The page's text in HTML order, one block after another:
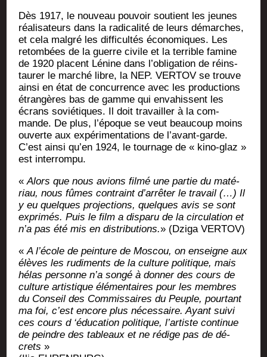
Dès 1917, le nou­veau pou­voir sou­tient les jeunes
réa­li­sa­teurs dans la radi­ca­li­té de leurs dé­marches,
et cela mal­gré les dif­fi­cul­tés éco­no­miques. Les
retom­bées de la guerre civile et la ter­rible famine
de 1920 placent Lé­nine dans l’obligation de réins­
tau­rer le mar­ché libre, la NEP. VERTOV se trouve
ain­si en état de concur­rence avec les pro­duc­tions
étran­gères bas de gamme qui enva­hissent les
écrans sovié­tiques. Il doit tra­vailler à la com­
mande. De plus, l’époque se veut beau­coup moins
ouverte aux expé­ri­men­ta­tions de l’avant-garde.
C’est ain­si qu’en 1924, le tour­nage de « kino-glaz »
est interrompu.
«Alors que nous avions fil­mé une par­tie du maté­
riau, nous fûmes contraint d’arrêter le tra­vail (…) Il
y eu quelques pro­jec­tions, quelques avis se sont
expri­més. Puis le film a dis­pa­ru de la cir­cu­la­tion et
n’a pas été mis en dis­tri­bu­tions.» (Dzi­ga VERTOV)
«A l’école de pein­ture de Mos­cou, on enseigne aux
élèves les rudi­ments de la culture poli­tique, mais
hé­las per­sonne n’a son­gé à don­ner des cours de
culture artis­tique élé­men­taires pour les membres
du Conseil des Com­mis­saires du Peuple, pour­tant
ma foi, c’est encore plus né­ces­saire. Ayant sui­vi
ces cours d ‘édu­ca­tion poli­tique, l’artiste conti­nue
de peindre des tableaux et ne ré­dige pas de dé­
crets »